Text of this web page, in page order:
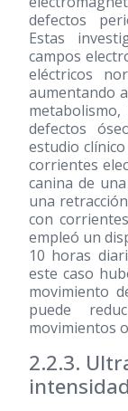
defectos
Estas
campos
eléctricos
aumentando
defectos
estudio
corrientes
canina de
una
con
empleó un
10 horas
este caso
movimiento
puede
movimientos
2.2.3.